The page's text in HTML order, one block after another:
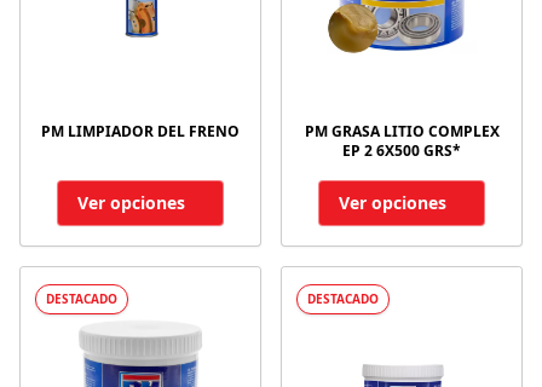
PM LIMPIADOR DEL FRENO
Ver opciones
PM GRASA LITIO COMPLEX
EP 2 6X500 GRS*
Ver opciones
DESTACADO DESTACADO